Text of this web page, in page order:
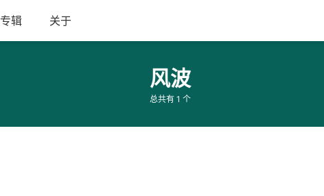
专辑 关于
风波
总共有 1 个